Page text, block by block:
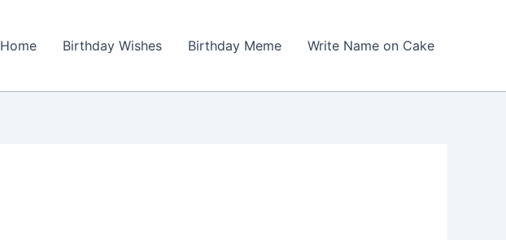
Home Birthday Wishes Birthday Meme Write Name on Cake